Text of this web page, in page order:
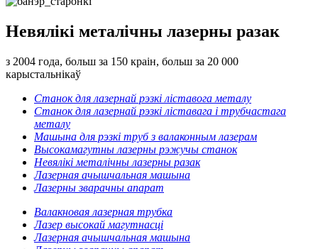
Невялікі металічны лазерны разак
з 2004 года, больш за 150 краін, больш за 20 000
карыстальнікаў
Станок для лазернай рэзкі ліставога металу
Станок для лазернай рэзкі ліставага і трубчастага
металу
Машына для рэзкі труб з валаконным лазерам
Высокамагутны лазерны рэжучы станок
Невялікі металічны лазерны разак
Лазерная ачышчальная машына
Лазерны зварачны апарат
Валакновая лазерная трубка
Лазер высокай магутнасці
Лазерная ачышчальная машына